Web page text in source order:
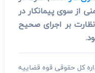
از سوی پیمانکار در
نظارت بر اجرای صحیح
کل حقوقی قوه قضاییه